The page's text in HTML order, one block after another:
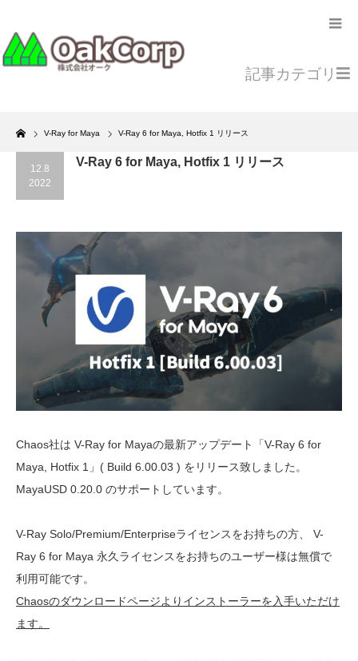
Home
V-Ray for Maya V-Ray 6 for Maya, Hotfix 1 リリース
記事カテゴリ
12.8
2022
V-Ray 6 for Maya, Hotfix 1 リリース
Chaos社は V-Ray for Mayaの最新アップデート「V-Ray 6 for
Maya, Hotfix 1」( Build 6.00.03 ) をリリース致しました。
MayaUSD 0.20.0 のサポートしています。
V-Ray Solo/Premium/Enterpriseライセンスをお持ちの方、 V-
Ray 6 for Maya 永久ライセンスをお持ちのユーザー様は無償で
利用可能です。
Chaosのダウンロードページよりインストーラーを入手いただけ
ます。